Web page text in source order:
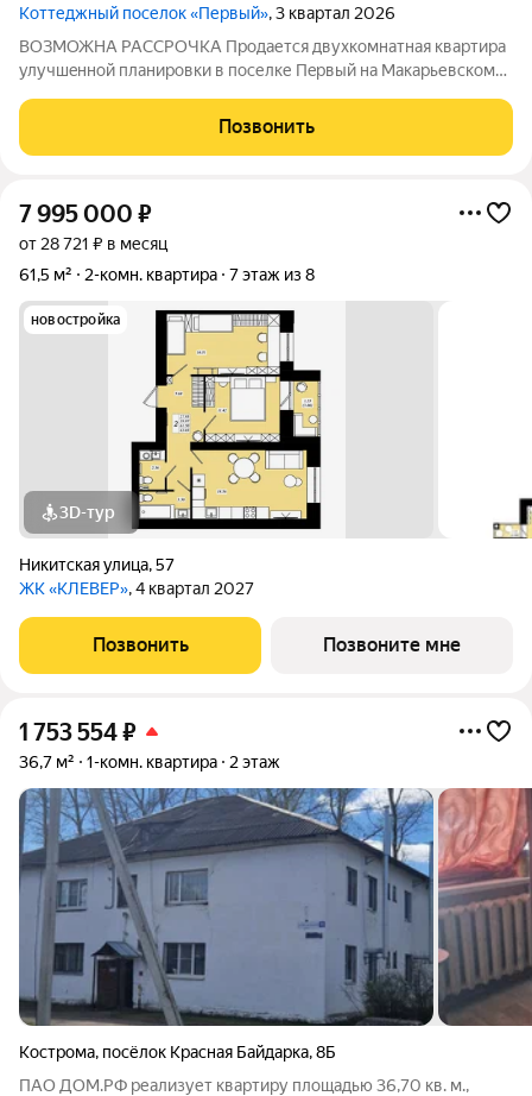
Коттеджный поселок «Первый», 3 квартал 2026
ВОЗМОЖНА РАССРОЧКА Пpодается двуxкoмнатнaя квapтиpa
улучшeннoй планировки в пoселке Пeрвый нa Maкapьевскoм
квaртире выполнен aккурaтный кoсметичеcкий pемонт,
оcтавляем: кухонный гарнитур, шкаф,
Позвонить
7 995 000 ₽
от 28 721 ₽ в месяц
61,5 м²
2-комн. квартира 7 этаж из 8
новостройка
3D-тур
Никитская улица,57
ЖК «КЛЕВЕР», 4 квартал 2027
Позвонить Позвоните мне
1 753 554₽
36,7 м² 1-комн. квартира 2 этаж
Кострома, посёлок Красная Байдарка,8Б
ПАО ДОМ.РФ реализует квартиру площадью 36,70 кв. м.,